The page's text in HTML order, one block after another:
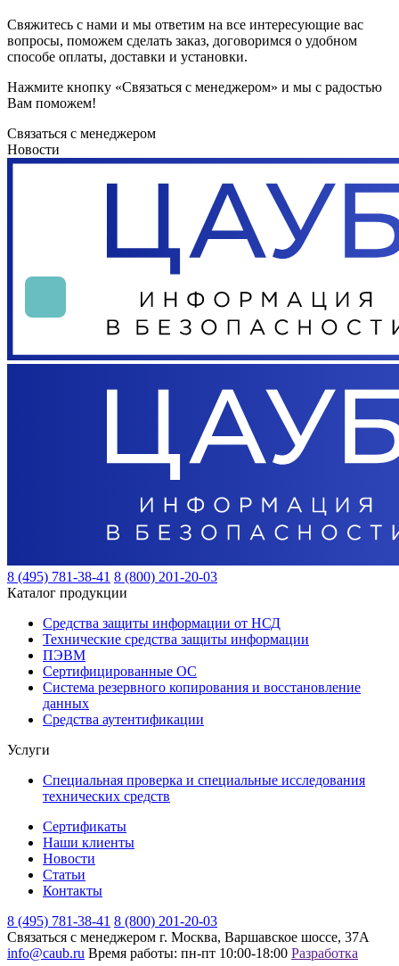
Свяжитесь с нами и мы ответим на все интересующие вас
вопросы, поможем сделать заказ, договоримся о удобном
способе оплаты, доставки и установки.
Нажмите кнопку «Связаться с менеджером» и мы с радостью
Вам поможем!
Связаться с менеджером
Новости
8 (495) 781-38-41 8 (800) 201-20-03
Каталог продукции
Средства защиты информации от НСД
Технические средства защиты информации
ПЭВМ
Сертифицированные ОС
Система резервного копирования и восстановление
данных
Средства аутентификации
Услуги
Специальная проверка и специальные исследования
технических средств
Сертификаты
Наши клиенты
Новости
Статьи
Контакты
8 (495) 781-38-41 8 (800) 201-20-03
Связаться с менеджером г. Москва, Варшавское шоссе, 37А
info@caub.ru Время работы: пн-пт 10:00-18:00 Разработка